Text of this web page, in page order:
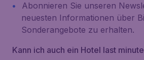
Abonnieren Sie unseren
neuesten Informationen über
Sonderangebote zu erhalten.
Kann ich auch ein Hotel last